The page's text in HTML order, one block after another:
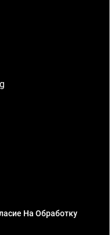
На Обработку